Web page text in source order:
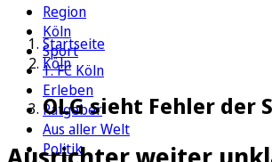
Region
Köln
Sport
1. FC Köln
Erleben
Ratgeber
Aus aller Welt
Politik
Startseite
Köln
OLG sieht Fehler der